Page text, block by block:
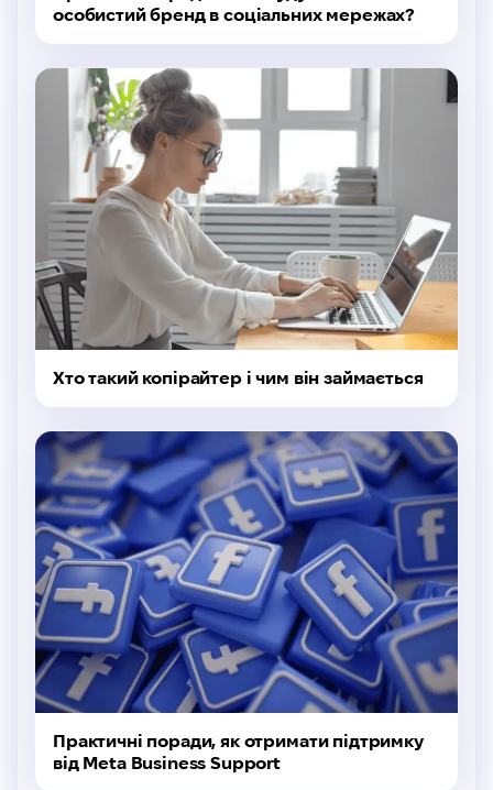
особистий бренд в соціальних мережах?
Хто такий копірайтер і чим він займається
Практичні поради, як отримати підтримку
від Meta Business Support